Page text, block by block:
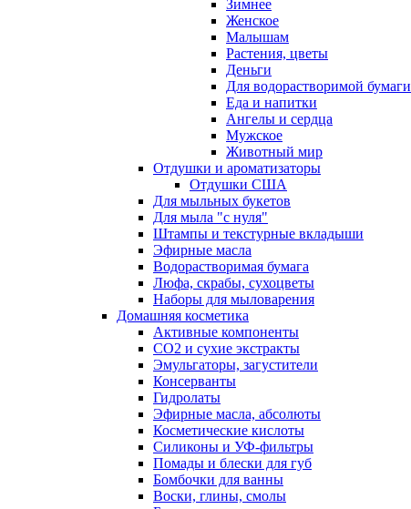
Зимнее
Женское
Малышам
Растения, цветы
Деньги
Для водорастворимой бумаги
Еда и напитки
Ангелы и сердца
Мужское
Животный мир
Отдушки и ароматизаторы
Отдушки США
Для мыльных букетов
Для мыла "с нуля"
Штампы и текстурные вкладыши
Эфирные масла
Водорастворимая бумага
Люфа, скрабы, сухоцветы
Наборы для мыловарения
Домашняя косметика
Активные компоненты
СО2 и сухие экстракты
Эмульгаторы, загустители
Консерванты
Гидролаты
Эфирные масла, абсолюты
Косметические кислоты
Силиконы и УФ-фильтры
Помады и блески для губ
Бомбочки для ванны
Воски, глины, смолы